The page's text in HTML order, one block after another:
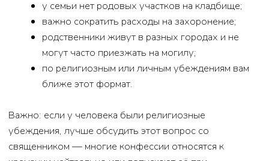
2. Первый звонок и оформление услуг
Сразу после оформления медицинских документов о
смерти вы можете позвонить в похоронный дом.
Урны и колумбарии: как выбрать и где хранить
прахом. Основные варианты: захоронить урну в
могиле, поместить ёё в колумбарий, оставить
дома или развеять прах. Урна — это сосуд,
который может быть керамическим,
металлическим, деревянным или стеклянным.